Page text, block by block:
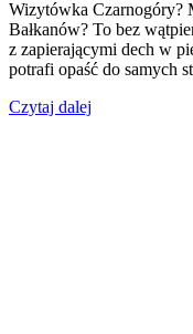
Wizytówka Czarnogóry?
Bałkanów? To bez
z zapierającymi dech w
potrafi opaść do samych
Czytaj dalej